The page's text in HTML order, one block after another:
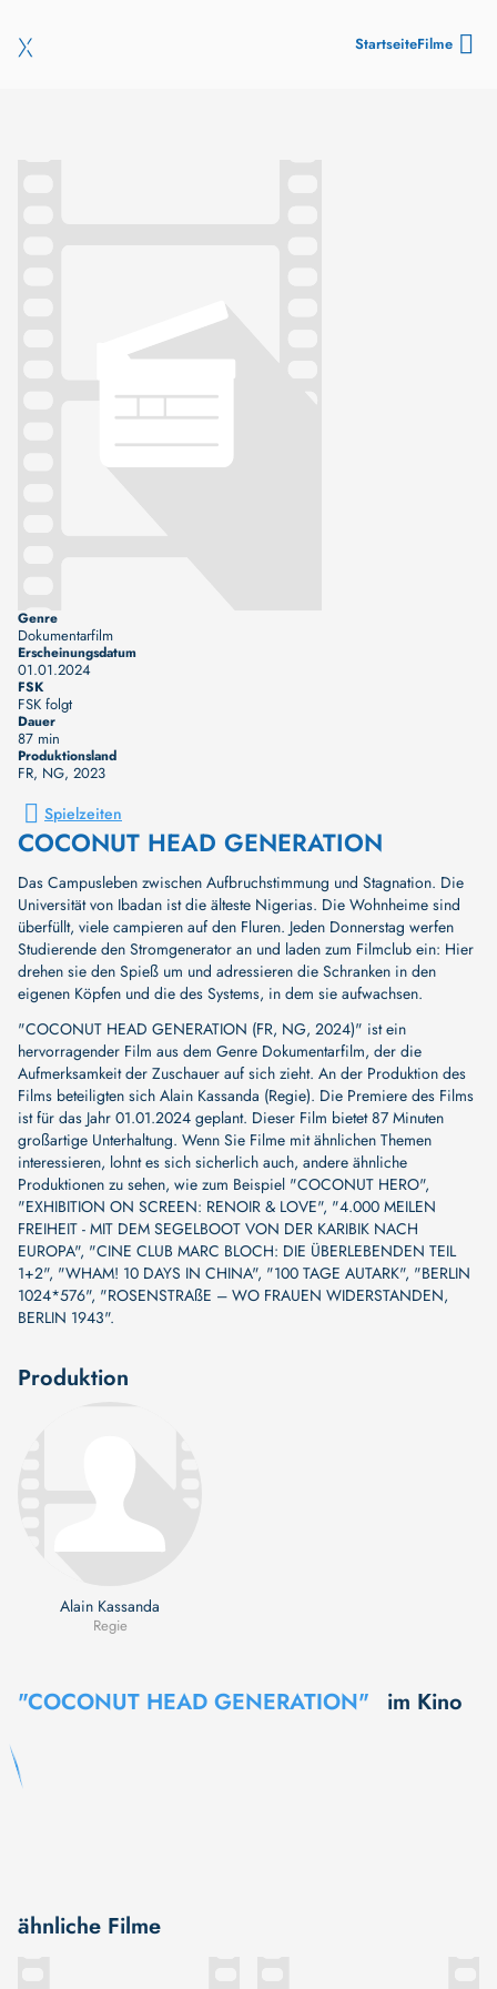
StartseiteFilme
Genre
Dokumentarfilm
Erscheinungsdatum
01.01.2024
FSK
FSK folgt
Dauer
87 min
Produktionsland
FR, NG, 2023
Spielzeiten
COCONUT HEAD GENERATION
Das Campusleben zwischen Aufbruchstimmung und Stagnation. Die
Universität von Ibadan ist die älteste Nigerias. Die Wohnheime sind
überfüllt, viele campieren auf den Fluren. Jeden Donnerstag werfen
Studierende den Stromgenerator an und laden zum Filmclub ein: Hier
drehen sie den Spieß um und adressieren die Schranken in den
eigenen Köpfen und die des Systems, in dem sie aufwachsen.
"COCONUT HEAD GENERATION (FR, NG, 2024)" ist ein
hervorragender Film aus dem Genre Dokumentarfilm, der die
Aufmerksamkeit der Zuschauer auf sich zieht. An der Produktion des
Films beteiligten sich Alain Kassanda (Regie). Die Premiere des Films
ist für das Jahr 01.01.2024 geplant. Dieser Film bietet 87 Minuten
großartige Unterhaltung. Wenn Sie Filme mit ähnlichen Themen
interessieren, lohnt es sich sicherlich auch, andere ähnliche
Produktionen zu sehen, wie zum Beispiel "COCONUT HERO",
"EXHIBITION ON SCREEN: RENOIR & LOVE", "4.000 MEILEN
FREIHEIT - MIT DEM SEGELBOOT VON DER KARIBIK NACH
EUROPA", "CINE CLUB MARC BLOCH: DIE ÜBERLEBENDEN TEIL
1+2", "WHAM! 10 DAYS IN CHINA", "100 TAGE AUTARK", "BERLIN
1024*576", "ROSENSTRAßE – WO FRAUEN WIDERSTANDEN,
BERLIN 1943".
Produktion
Alain Kassanda
Regie
"COCONUT HEAD GENERATION" im Kino
ähnliche Filme